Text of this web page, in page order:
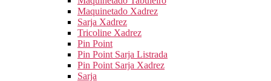
Maquinetado Xadrez
Sarja Xadrez
Tricoline Xadrez
Pin Point
Pin Point Sarja Listrada
Pin Point Sarja Xadrez
Sarja